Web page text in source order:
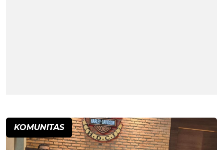
KOMUNITAS